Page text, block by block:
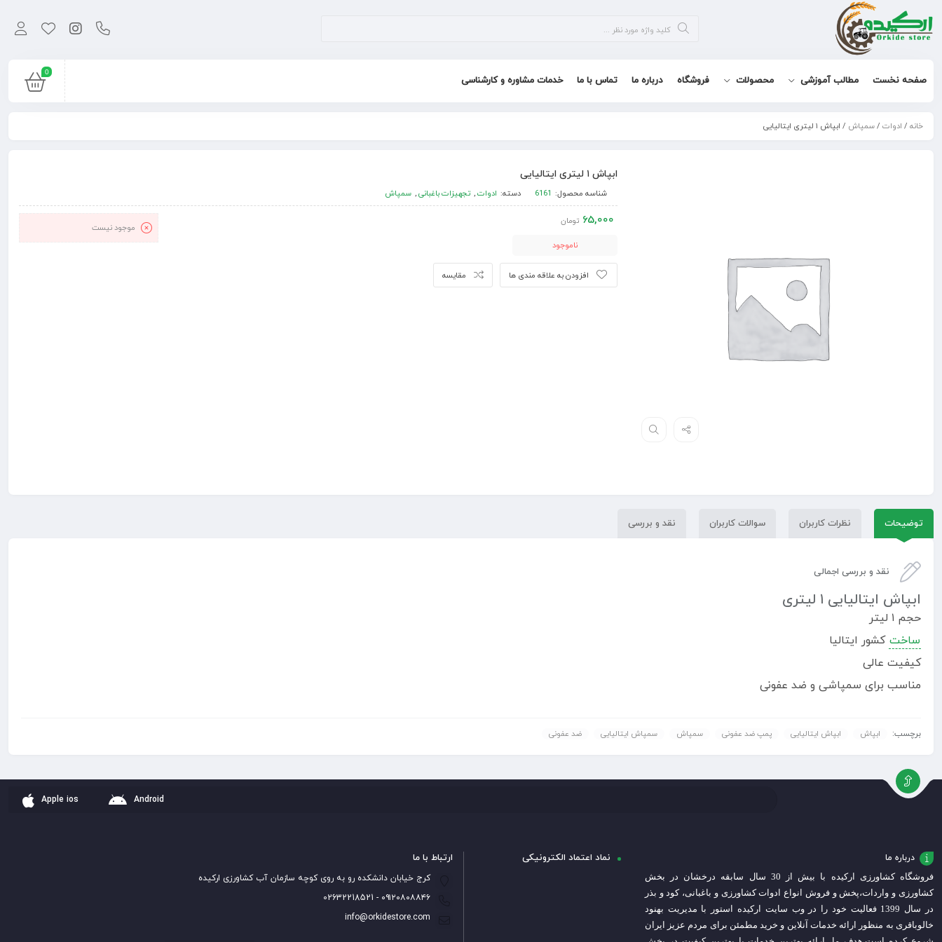
0
صفحه نخست مطالب آموزشی محصولات فروشگاه درباره ما تماس با ما خدمات مشاوره و کارشناسی
خانه / ادوات /سمپاش / ابپاش ۱ لیتری ایتالیایی
ابپاش ۱ لیتری ایتالیایی
شناسه محصول: 6161 دسته: ادوات, تجهیزات باغبانی, سمپاش
65,000 تومان
ناموجود
مقایسه افزودن به علاقه مندی ها
موجود نیست
توضیحات نظرات کاربران سوالات کاربران نقد و بررسی
نقد و بررسی اجمالی
ابپاش ایتالیایی ۱ لیتری
حجم ۱ لیتر
ساخت کشور ایتالیا
کیفیت عالی
مناسب برای سمپاشی و ضد عفونی
برچسب: ابپاش ابپاش ایتالیایی پمپ ضد عفونی سمپاش سمپاش ایتالیایی ضد عفونی
Apple ios Android
درباره ما
فروشگاه کشاورزی ارکیده با بیش از 30 سال سابقه درخشان در بخش
کشاورزی و واردات،پخش و فروش انواع ادوات کشاورزی و باغبانی، کود و بذر
در سال 1399 فعالیت خود را در وب سایت ارکیده استور با مدیریت بهنود
خالوباقری به منظور ارائه خدمات آنلاین و خرید مطمئن برای مردم عزیز ایران
نماد اعتماد الکترونیکی ارتباط با ما
کرج خیابان دانشکده رو به روی کوچه سازمان آب کشاورزی ارکیده
۰۹۱۲۰۸۰۸۸۴۶ - 02632218521
info@orkidestore.com